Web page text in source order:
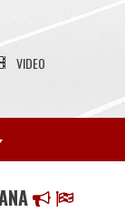
VIDEO